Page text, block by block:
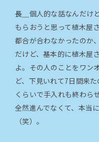
長＿ 個人的な話なんだけ
もらおうと思って植木屋
都合が合わなかったのか
だけど、基本的に植木屋
よ。その人のことをワン
ど、下見いれて7日間来
くらいで手入れも終わら
全然進んでなくて、本当
（笑）。